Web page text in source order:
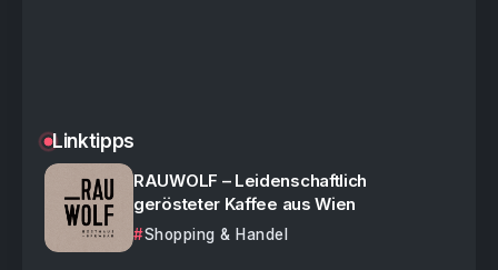
Linktipps
RAUWOLF – Leidenschaftlich
gerösteter Kaffee aus Wien
Shopping & Handel